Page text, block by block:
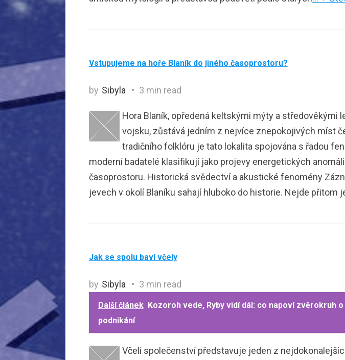
Vstupujeme na hoře Blaník do jiného časoprostoru?
by Sibyla 3 min read
Hora Blaník, opředená keltskými mýty a středověkými
vojsku, zůstává jedním z nejvíce znepokojivých míst
tradičního folklóru je tato lokalita spojována s řadou
moderní badatelé klasifikují jako projevy energetických
časoprostoru. Historická svědectví a akustické fenomény
jevech v okolí Blaníku sahají hluboko do historie. Nejde přitom
Jak se spolu baví včely
by Sibyla 3 min read
Další článek Kozoroh vede, Ryby vidí dál: co napoví zvěrokruh o
podnikání
Včelí společenství představuje jeden z